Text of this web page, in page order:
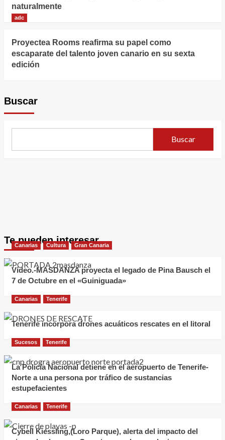
naturalmente
adc
Proyectea Rooms reafirma su papel como
escaparate del talento joven canario en su sexta
edición
Buscar
Buscar
Te pueden interesar
Canarias Cultura Gran Canaria
Vídeo.-MASDANZA proyecta el legado de Pina Bausch el
7 de Octubre en el «Guiniguada»
Canarias Tenerife
Tenerife incorpora drones acuáticos rescates en el litoral
Sucesos Tenerife
La Policía Nacional detiene en el aeropuerto de Tenerife-
Norte a una persona por tráfico de sustancias
estupefacientes
Canarias Tenerife
Cybell Kiessling,(Loro Parque), alerta del impacto del